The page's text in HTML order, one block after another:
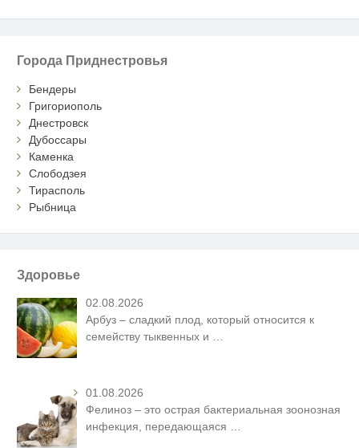
Города Приднестровья
Бендеры
Григориополь
Днестровск
Дубоссары
Каменка
Слободзея
Тирасполь
Рыбница
Здоровье
02.08.2026
Арбуз – сладкий плод, который относится к
семейству тыквенных и
01.08.2026
Фелиноз – это острая бактериальная зоонозная
инфекция, передающаяся